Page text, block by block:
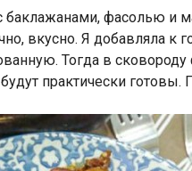
баклажанами, фасолью и
вкусно. Я добавляла к
Тогда в сковороду
практически готовы.